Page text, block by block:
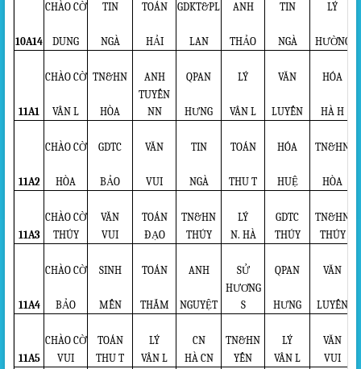
10A14
CHÀO CỜ TIN TOÁN GDKT&PL ANH TIN LÝ
DUNG NGÀ HẢI LAN THẢO NGÀ HƯỜNG
11A1
CHÀO CỜ TN&HN ANH QPAN LÝ VĂN HÓA
VÂN L HÒA
TUYẾN
NN
HƯNG VÂN L LUYẾN HÀ H
11A2
CHÀO CỜ GDTC VĂN TIN TOÁN HÓA TN&HN
HÒA BẢO VUI NGÀ THU T HUỆ HÒA
11A3
CHÀO CỜ VĂN TOÁN TN&HN LÝ GDTC
TN&HN
THÚY
VUI ĐẠO THÚY N. HÀ THÚY THÚY
11A4
CHÀO CỜ SINH TOÁN ANH SỬ QPAN VĂN
BẢO MẾN THẮM NGUYỆT
HƯƠNG
S
HƯNG LUYẾN
11A5
CHÀO CỜ TOÁN LÝ CN TN&HN LÝ
VĂN
VUI
THU T VÂN L HÀ CN YẾN VÂN L VUI